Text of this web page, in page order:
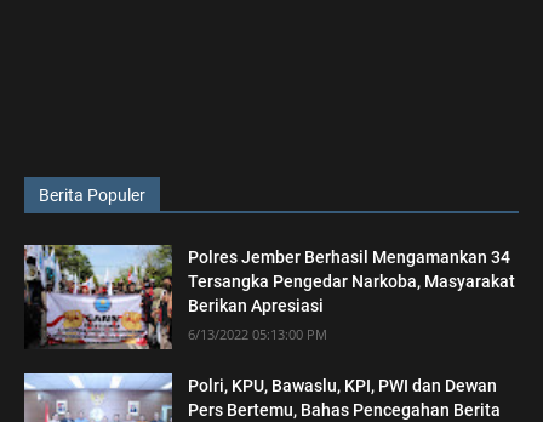
Berita Populer
Polres Jember Berhasil Mengamankan 34
Tersangka Pengedar Narkoba, Masyarakat
Berikan Apresiasi
6/13/2022 05:13:00 PM
Polri, KPU, Bawaslu, KPI, PWI dan Dewan
Pers Bertemu, Bahas Pencegahan Berita